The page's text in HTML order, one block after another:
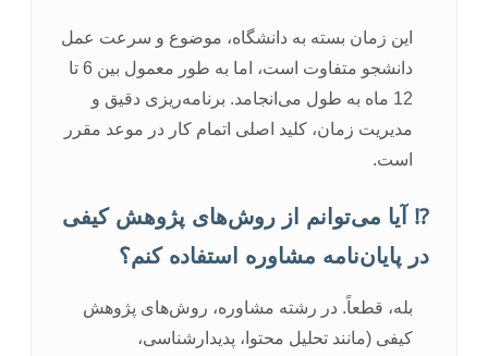
این زمان بسته به دانشگاه، موضوع و سرعت عمل
دانشجو متفاوت است، اما به طور معمول بین 6 تا
12 ماه به طول می‌انجامد. برنامه‌ریزی دقیق و
مدیریت زمان، کلید اصلی اتمام کار در موعد مقرر
است.
⁉️ آیا می‌توانم از روش‌های پژوهش کیفی
در پایان‌نامه مشاوره استفاده کنم؟
بله، قطعاً. در رشته مشاوره، روش‌های پژوهش
کیفی (مانند تحلیل محتوا، پدیدارشناسی،